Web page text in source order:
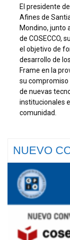
El presidente
Afines de
Mondino, junto
de COSECCO,
el objetivo de
desarrollo de
Frame en la
su compromiso
de nuevas
institucionales
comunidad.
NUEVO